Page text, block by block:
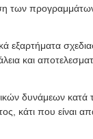
των
εξαρτήματα
και
δυνάμεων κατά
κάτι που είναι